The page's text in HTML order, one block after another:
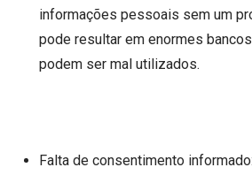
informações pessoais sem um
pode resultar em enormes
podem ser mal utilizados.
Falta de consentimento